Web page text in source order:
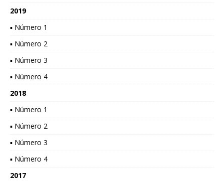
2019
▪ Número 1
▪ Número 2
▪ Número 3
▪ Número 4
2018
▪ Número 1
▪ Número 2
▪ Número 3
▪ Número 4
2017